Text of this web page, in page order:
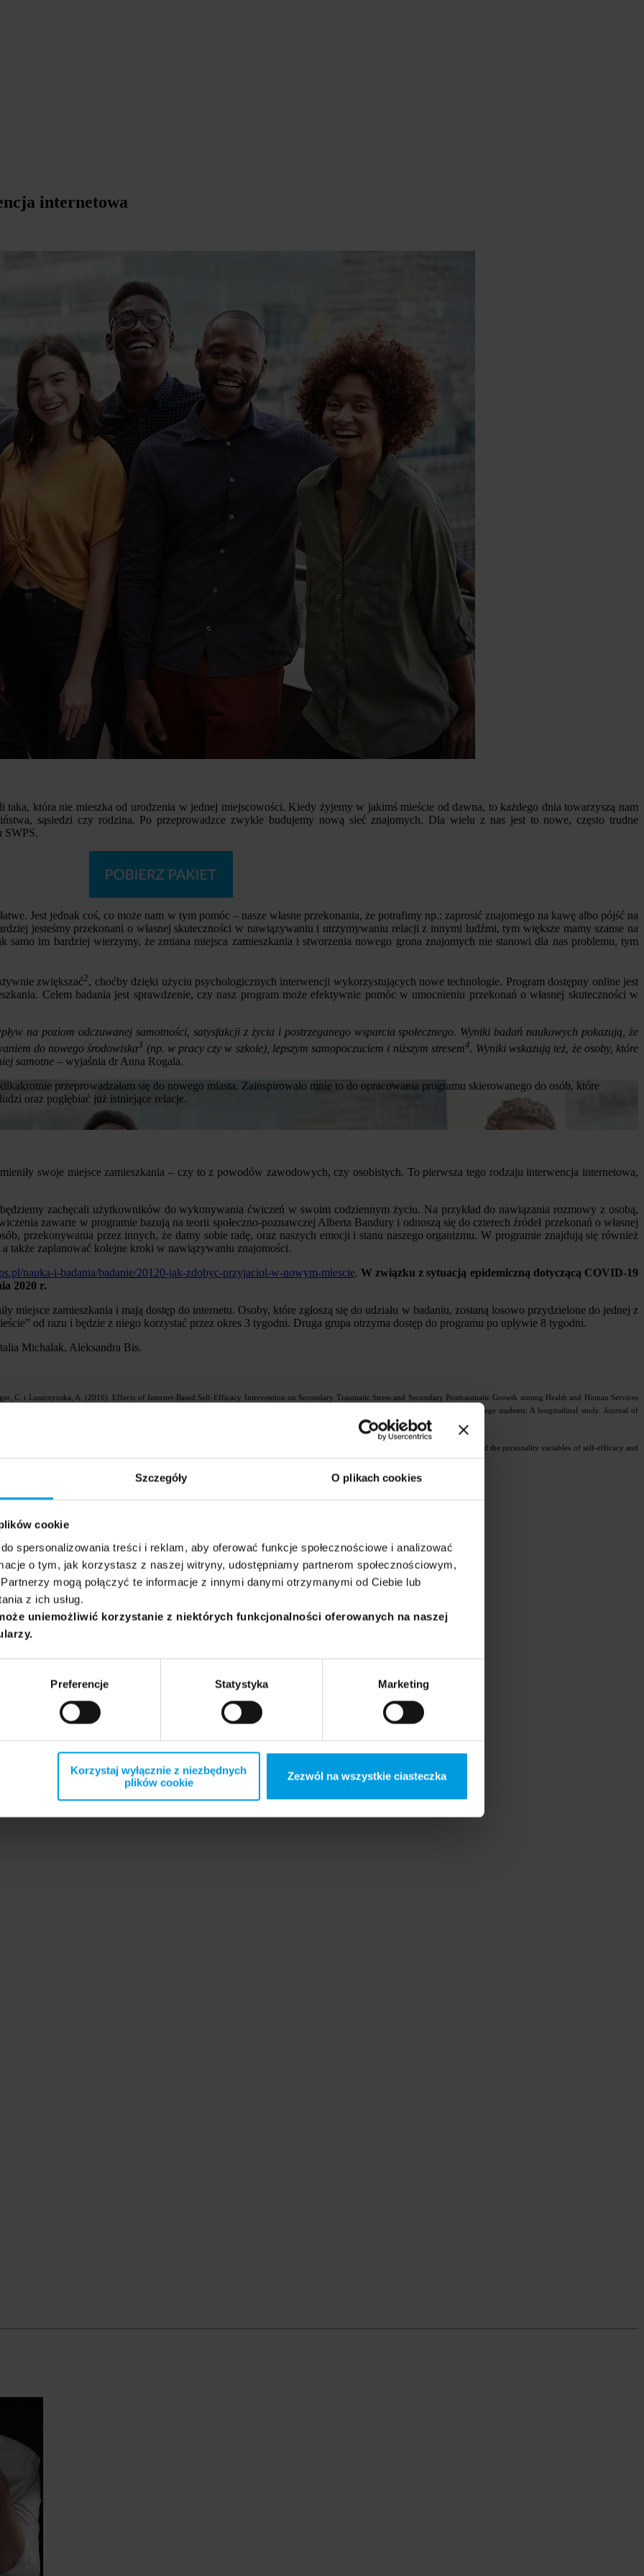
Szczegóły O plikach cookies
cookie
spersonalizowania treści i reklam, aby oferować funkcje społecznościowe i analizować
o tym, jak korzystasz z naszej witryny, udostępniamy partnerom społecznościowym,
mogą połączyć te informacje z innymi danymi otrzymanymi od Ciebie lub
z ich usług.
uniemożliwić korzystanie z niektórych funkcjonalności oferowanych na naszej
Preferencje Statystyka Marketing
Korzystaj wyłącznie z niezbędnych
plików cookie
Zezwól na wszystkie ciasteczka
internetowa
taka, która nie mieszka od urodzenia w jednej miejscowości. Kiedy żyjemy w jakimś mieście od dawna, to każdego dnia towarzyszą nam
sąsiedzi czy rodzina. Po przeprowadzce zwykle budujemy nową sieć znajomych. Dla wielu z nas jest to nowe, często trudne
SWPS.
Jest jednak coś, co może nam w tym pomóc – nasze własne przekonania, że potrafimy np.: zaprosić znajomego na kawę albo pójść na
jesteśmy przekonani o własnej skuteczności w nawiązywaniu i utrzymywaniu relacji z innymi ludźmi, tym większe mamy szanse na
samo im bardziej wierzymy, że zmiana miejsca zamieszkania i stworzenia nowego grona znajomych nie stanowi dla nas problemu, tym
zwiększać2, choćby dzięki użyciu psychologicznych interwencji wykorzystujących nowe technologie. Program dostępny online jest
Celem badania jest sprawdzenie, czy nasz program może efektywnie pomóc w umocnieniu przekonań o własnej skuteczności w
na poziom odczuwanej samotności, satysfakcji z życia i postrzeganego wsparcia społecznego. Wyniki badań naukowych pokazują, że
do nowego środowiska3 (np. w pracy czy w szkole), lepszym samopoczuciem i niższym stresem4. Wyniki wskazują też, że osoby, które
samotne – wyjaśnia dr Anna Rogala.
przeprowadzałam się do nowego miasta. Zainspirowało mnie to do opracowania programu skierowanego do osób, które
oraz pogłębiać już istniejące relacje.
swoje miejsce zamieszkania – czy to z powodów zawodowych, czy osobistych. To pierwsza tego rodzaju interwencja internetowa,
zachęcali użytkowników do wykonywania ćwiczeń w swoim codziennym życiu. Na przykład do nawiązania rozmowy z osobą,
zawarte w programie bazują na teorii społeczno-poznawczej Alberta Bandury i odnoszą się do czterech źródeł przekonań o własnej
przekonywania przez innych, że damy sobie radę, oraz naszych emocji i stanu naszego organizmu. W programie znajdują się również
także zaplanować kolejne kroki w nawiązywaniu znajomości.
nauka-i-badania/badanie/20120-jak-zdobyc-przyjaciol-w-nowym-miescie. W związku z sytuacją epidemiczną dotyczącą COVID-19
2020 r.
miejsce zamieszkania i mają dostęp do internetu. Osoby, które zgłoszą się do udziału w badaniu, zostaną losowo przydzielone do jednej z
od razu i będzie z niego korzystać przez okres 3 tygodni. Druga grupa otrzyma dostęp do programu po upływie 8 tygodni.
Michalak, Aleksandra Bis.
C. i Luszczynska, A. (2016). Effects of Internet-Based Self-Efficacy Intervention on Secondary Traumatic Stress and Secondary Posttraumatic Growth among Health and Human Services
D. W., Zakalik, R. A. (2005). Adult attachment, social self-efficacy, self-disclosure, loneliness, and subsequent depression for freshman college students: A longitudinal study. Journal of
efficacy in changing societies. Harrison, J. K., Chadwick, M., & Scales, M. (1996). The relationship between cross-cultural adjustment and the personality variables of self-efficacy and
perceived self efficacy in selected refugee groups. Journal of immigrant and minority health, 15(1), 125-131.